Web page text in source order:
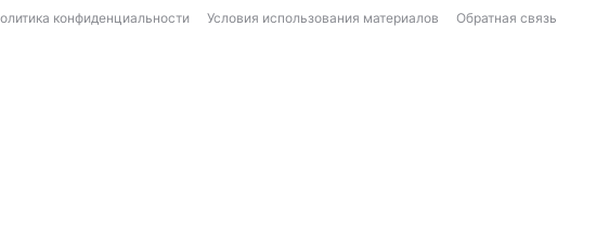
конфиденциальности Условия использования материалов Обратная связь